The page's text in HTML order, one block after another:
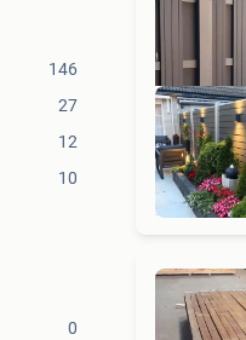
146
27
12
10
0